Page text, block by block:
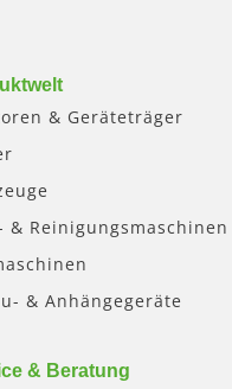
& Geräteträger
& Reinigungsmaschinen
& Anhängegeräte
& Beratung